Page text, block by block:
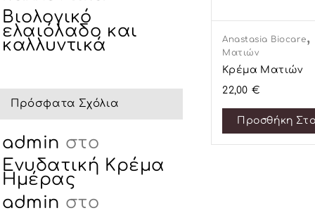
Anastasia Biocare,
Ματιών
Κρέμα Ματιών
22,00 €
Προσθήκη
Βιολογικό
ελαιόλαδο και
καλλυντικά
Πρόσφατα Σχόλια
admin στο
Ενυδατική Κρέμα
Ημέρας
admin στο